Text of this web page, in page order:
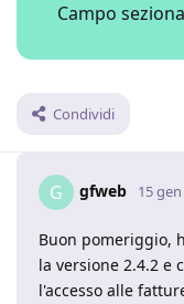
Campo
Condividi
G gfweb 15
Buon pomeriggio,
la versione 2.4.2 e
l'accesso alle